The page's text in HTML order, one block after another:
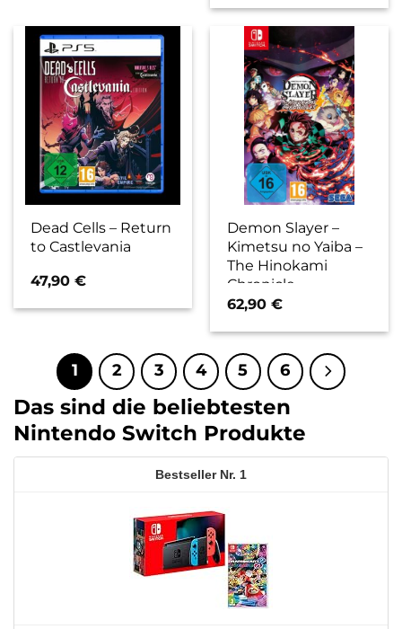
Dead Cells – Return
to Castlevania
47,90€
Demon Slayer –
Kimetsu no Yaiba –
The Hinokami
Chronicle
62,90€
1 2 3 4 5 6
Das sind die beliebtesten
Nintendo Switch Produkte
1